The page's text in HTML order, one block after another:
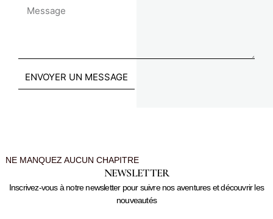
ENVOYER UN MESSAGE
NE MANQUEZ AUCUN CHAPITRE
NEWSLETTER
Inscrivez-vous à notre newsletter pour suivre nos aventures et découvrir les
nouveautés